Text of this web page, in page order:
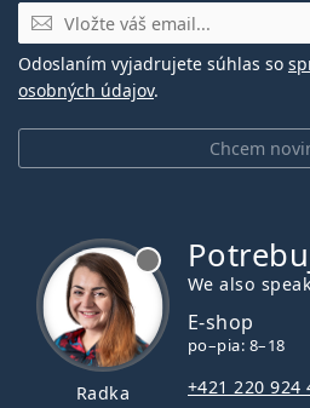
E-mail
Chcem
Odoslaním vyjadrujete súhlas so
osobných údajov.
Radka
We also
E-shop
po–pia: 8–18
+421 220 924